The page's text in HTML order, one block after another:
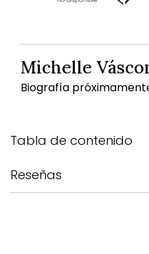
Michelle
Biografía
Tabla de contenido
Reseñas